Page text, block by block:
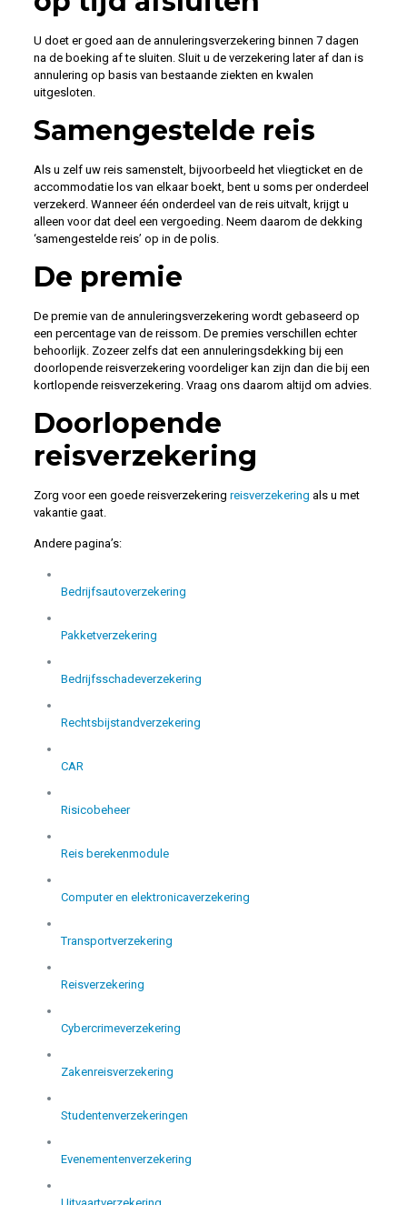
U doet er goed aan de annuleringsverzekering binnen 7 dagen
na de boeking af te sluiten. Sluit u de verzekering later af dan is
annulering op basis van bestaande ziekten en kwalen
uitgesloten.
Samengestelde reis
Als u zelf uw reis samenstelt, bijvoorbeeld het vliegticket en de
accommodatie los van elkaar boekt, bent u soms per onderdeel
verzekerd. Wanneer één onderdeel van de reis uitvalt, krijgt u
alleen voor dat deel een vergoeding. Neem daarom de dekking
‘samengestelde reis’ op in de polis.
De premie
De premie van de annuleringsverzekering wordt gebaseerd op
een percentage van de reissom. De premies verschillen echter
behoorlijk. Zozeer zelfs dat een annuleringsdekking bij een
doorlopende reisverzekering voordeliger kan zijn dan die bij een
kortlopende reisverzekering. Vraag ons daarom altijd om advies.
Doorlopende
reisverzekering
Zorg voor een goede reisverzekering reisverzekering als u met
vakantie gaat.
Andere pagina’s:
Bedrijfsautoverzekering
Pakketverzekering
Bedrijfsschadeverzekering
Rechtsbijstandverzekering
CAR
Risicobeheer
Reis berekenmodule
Computer en elektronicaverzekering
Transportverzekering
Reisverzekering
Cybercrimeverzekering
Zakenreisverzekering
Studentenverzekeringen
Evenementenverzekering